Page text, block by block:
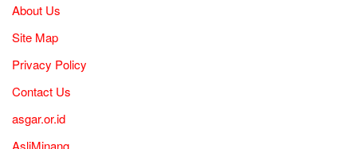
About Us
Site Map
Privacy Policy
Contact Us
asgar.or.id
AsliMinang